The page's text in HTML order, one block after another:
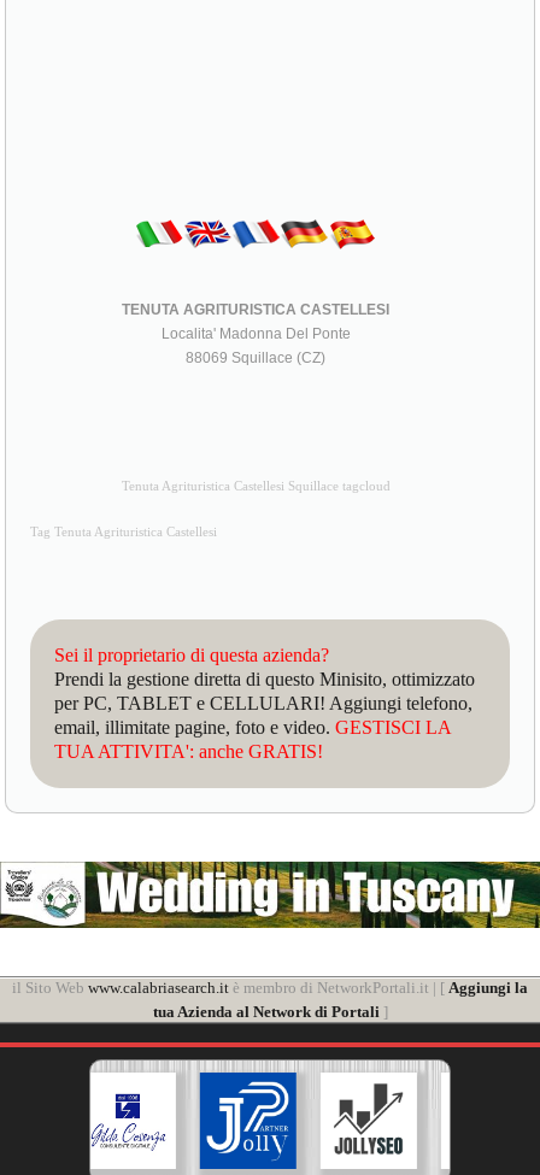
TENUTA AGRITURISTICA CASTELLESI
Localita' Madonna Del Ponte
88069 Squillace (CZ)
Tenuta Agrituristica Castellesi Squillace tagcloud
Tag Tenuta Agrituristica Castellesi
Sei il proprietario di questa azienda?
Prendi la gestione diretta di questo Minisito, ottimizzato
per PC, TABLET e CELLULARI! Aggiungi telefono,
email, illimitate pagine, foto e video.GESTISCI LA
TUA ATTIVITA': anche GRATIS!
il Sito Web www.calabriasearch.it è membro di NetworkPortali.it | [ Aggiungi la
tua Azienda al Network di Portali]